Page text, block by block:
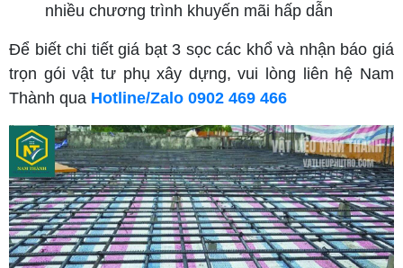
nhiều chương trình khuyến mãi hấp dẫn
Để biết chi tiết giá bạt 3 sọc các khổ và nhận báo giá
trọn gói vật tư phụ xây dựng, vui lòng liên hệ Nam
Thành qua Hotline/Zalo 0902 469 466